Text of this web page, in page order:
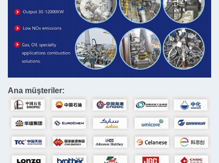
Ana müşteriler: